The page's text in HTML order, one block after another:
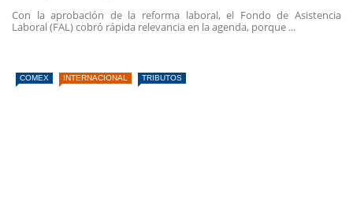
Con la aprobación de la reforma laboral, el Fondo de Asistencia
Laboral (FAL) cobró rápida relevancia en la agenda, porque ...
COMEX INTERNACIONAL TRIBUTOS